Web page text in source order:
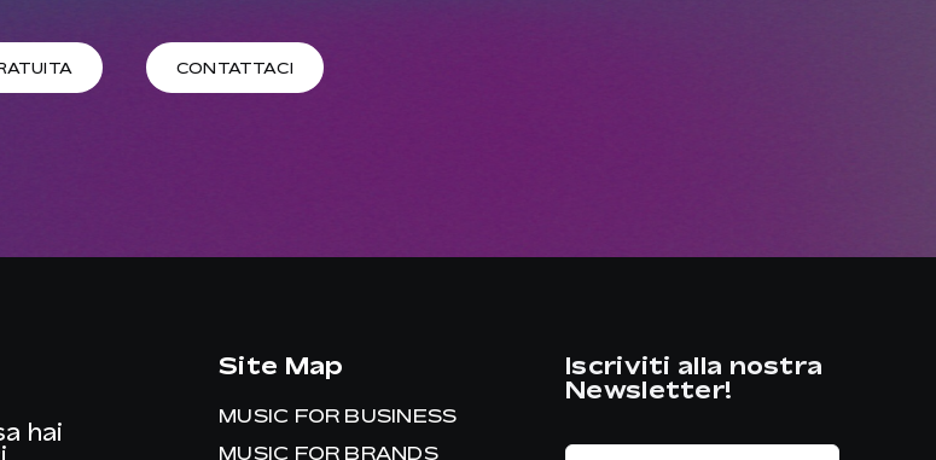
CONTATTACI
hai
Site Map
MUSIC FOR BUSINESS
MUSIC FOR BRANDS
Iscriviti alla nostra
Newsletter!